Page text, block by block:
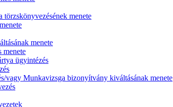
törzskönyvezésének menete
menete
menete
ügyintézés
vagy Munkavizsga bizonyítvány kiváltásának menete